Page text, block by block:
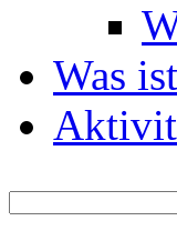
Was